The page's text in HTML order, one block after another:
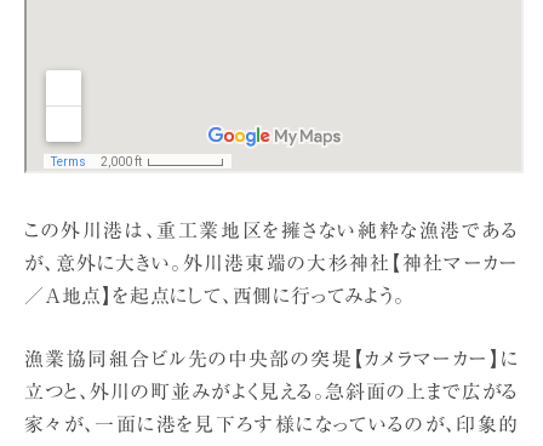
この外川港は、重工業地区を擁さない純粋な漁港である
が、意外に大きい。外川港東端の大杉神社【神社マーカー
／A地点】を起点にして、西側に行ってみよう。
漁業協同組合ビル先の中央部の突堤【カメラマーカー】に
立つと、外川の町並みがよく見える。急斜面の上まで広がる
家々が、一面に港を見下ろす様になっているのが、印象的